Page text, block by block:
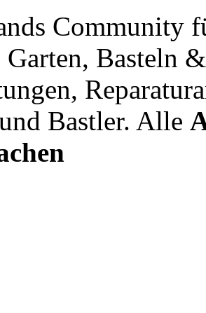
Community
Garten, Basteln
Bastler. Alle